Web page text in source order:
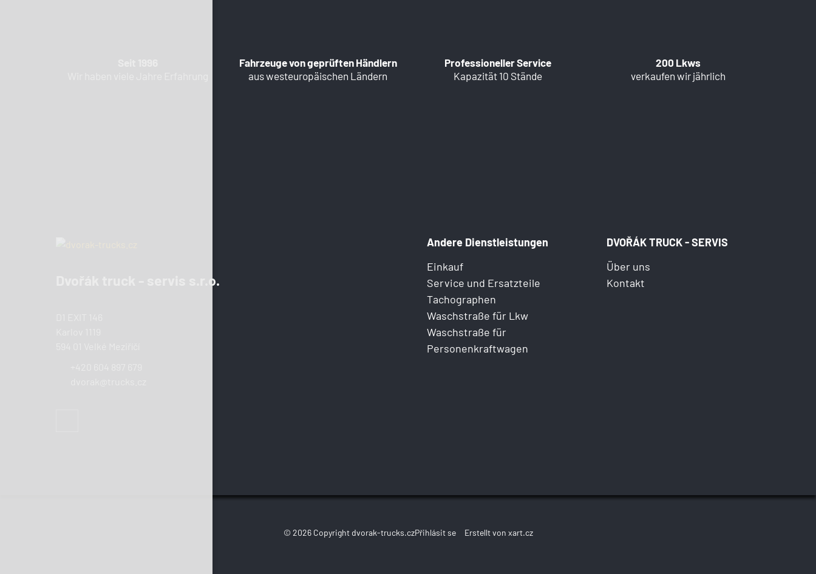
Fahrzeuge von geprüften Händlern
aus westeuropäischen Ländern
Professioneller Service
Kapazität 10 Stände
200 Lkws
verkaufen wir jährlich
Dvořák truck - servis s.r.o.
Andere Dienstleistungen
Einkauf
Service und Ersatzteile
Tachographen
Waschstraße für Lkw
Waschstraße für
Personenkraftwagen
DVOŘÁK TRUCK - SERVIS
Über uns
Kontakt
© 2026 Copyright dvorak-trucks.czPřihlásit se Erstellt von xart.cz